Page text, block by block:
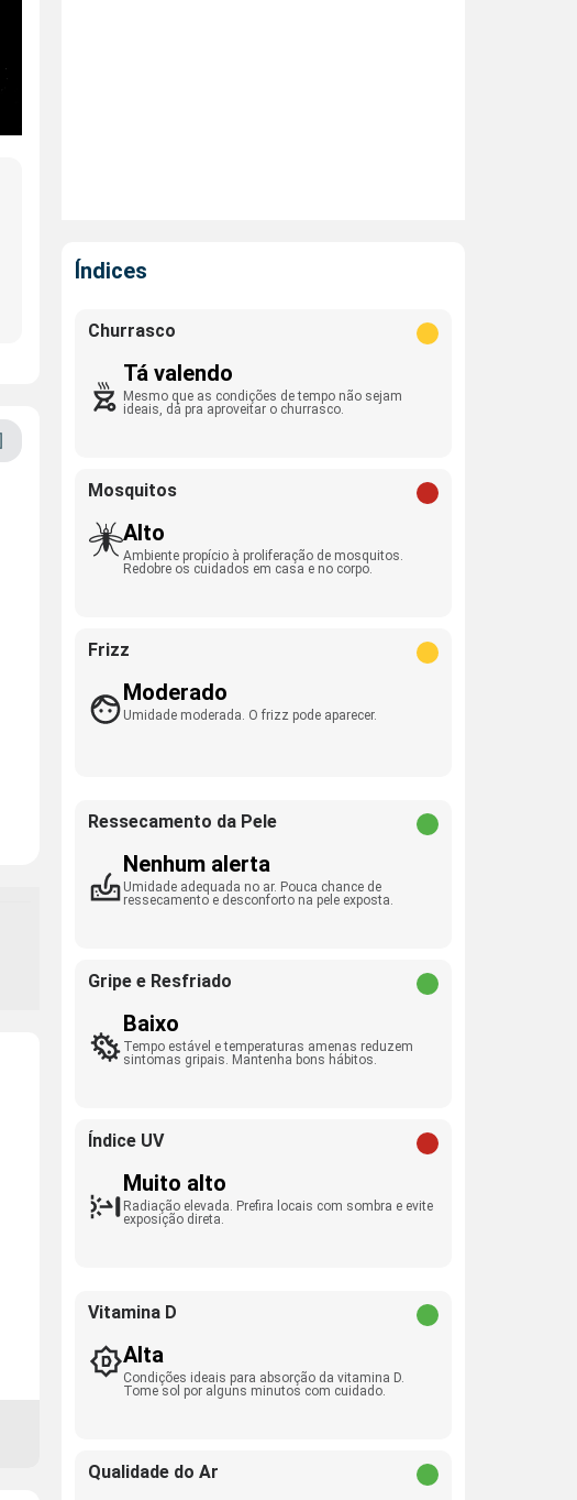
Índices
Churrasco
Tá valendo
Mesmo que as condições de tempo não sejam
ideais, dá pra aproveitar o churrasco.
Mosquitos
Alto
Ambiente propício à proliferação de mosquitos.
Redobre os cuidados em casa e no corpo.
Frizz
Moderado
Umidade moderada. O frizz pode aparecer.
Ressecamento da Pele
Nenhum alerta
Umidade adequada no ar. Pouca chance de
ressecamento e desconforto na pele exposta.
Gripe e Resfriado
Baixo
Tempo estável e temperaturas amenas reduzem
sintomas gripais. Mantenha bons hábitos.
Índice UV
Muito alto
Radiação elevada. Prefira locais com sombra e evite
exposição direta.
Vitamina D
Alta
Condições ideais para absorção da vitamina D.
Tome sol por alguns minutos com cuidado.
Qualidade do Ar